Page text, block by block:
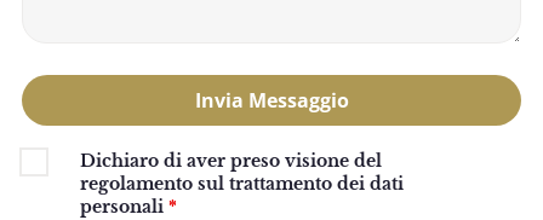
Dichiaro di aver preso visione del
regolamento sul trattamento deidati
personali *